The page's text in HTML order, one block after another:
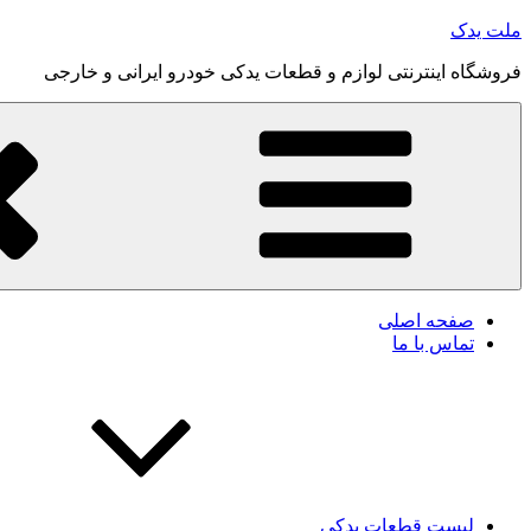
رفتن
محتوا
ملت یدک
فروشگاه اینترنتی لوازم و قطعات یدکی خودرو ایرانی و خارجی
صفحه اصلی
تماس با ما
لیست قطعات یدکی